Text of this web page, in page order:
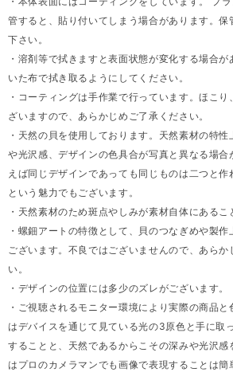
管すると、貼り付いてしまう場合があります。保
下さい。
・溶剤等で拭きますと表面状態が変化する場合
いた布で拭き取るようにしてください。
・コーティングは手作業で行っています。ほこ
ざいますので、あらかじめご了承ください。
・天然の貝を使用しております。天然素材の特
や光沢感、デザインの色具合が写真と異なる場合
えば同じデザインであっても同じものは二つと作
という魅力でもございます。
・天然素材のため斑点やしみが素材自体にあるこ
・螺鈿アートの特徴として、貝のつなぎめや製
ございます。不良ではございませんので、あらか
い。
・デザインの位置には多少のズレがございます。
・ご視聴されるモニター環境により実際の商品
はデバイスを通じて見ている光の3原色と手に取
することと、天然であるからこその深みや光沢感
はプロのカメラマンでも画像で表現することは簡